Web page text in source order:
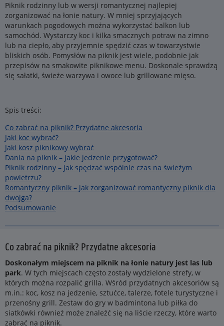
Piknik rodzinny lub w wersji romantycznej najlepiej
zorganizować na łonie natury. W mniej sprzyjających
warunkach pogodowych można wykorzystać balkon lub
samochód. Wystarczy koc i kilka smacznych potraw na zimno
lub na ciepło, aby przyjemnie spędzić czas w towarzystwie
bliskich osób. Pomysłów na piknik jest wiele, podobnie jak
przepisów na smakowite piknikowe menu. Doskonale sprawdzą
się sałatki, świeże warzywa i owoce lub grillowane mięso.
Spis treści:
Co zabrać na piknik? Przydatne akcesoria
Jaki koc wybrać?
Jaki kosz piknikowy wybrać
Dania na piknik – jakie jedzenie przygotować?
Piknik rodzinny – jak spędzać wspólnie czas na świeżym
powietrzu?
Romantyczny piknik – jak zorganizować romantyczny piknik dla
dwojga?
Podsumowanie
Co zabrać na piknik? Przydatne akcesoria
Doskonałym miejscem na piknik na łonie natury jest las lub
park. W tych miejscach często zostały wydzielone strefy, w
których można rozpalić grilla. Wśród przydatnych akcesoriów są
m.in.: koc, kosz na jedzenie, sztućce, talerze, fotele turystyczne i
przenośny grill. Zestaw do gry w badmintona lub piłka do
siatkówki również może znaleźć się na liście rzeczy, które warto
zabrać na piknik.